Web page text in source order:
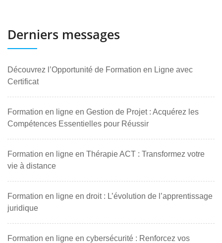
Derniers messages
Découvrez l’Opportunité de Formation en Ligne avec
Certificat
Formation en ligne en Gestion de Projet : Acquérez les
Compétences Essentielles pour Réussir
Formation en ligne en Thérapie ACT : Transformez votre
vie à distance
Formation en ligne en droit : L’évolution de l’apprentissage
juridique
Formation en ligne en cybersécurité : Renforcez vos